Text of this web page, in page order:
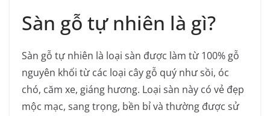
Sàn gỗ tự nhiên là gì?
Sàn gỗ tự nhiên là loại sàn được làm từ 100% gỗ
nguyên khối từ các loại cây gỗ quý như sồi, óc
chó, căm xe, giáng hương. Loại sàn này có vẻ đẹp
mộc mạc, sang trọng, bền bỉ và thường được sử